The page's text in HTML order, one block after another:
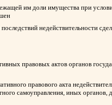
им доли имущества при
недействительности
правовых актов органов
правового акта
самоуправления, иных